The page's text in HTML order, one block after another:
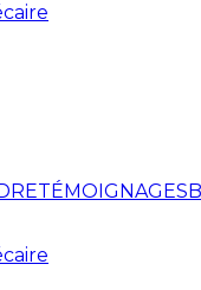
TÉMOIGNAGES